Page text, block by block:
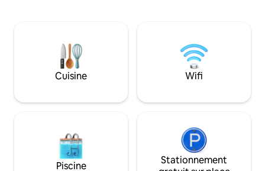
nouvelle maison entièrement privée que
vous trouverez à l'arrière de ce qui était
le bloc d'origine. À seulement 7 minutes
à pied du centre commercial de
voiture de la vallée de la Yarra.
domestiques
compris l'accès
paddock
Cuisine Wifi
Piscine
Stationnement